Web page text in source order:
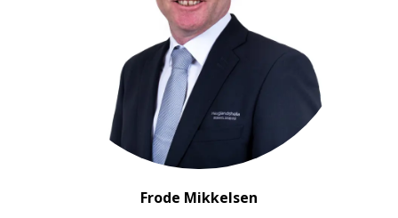
Frode Mikkelsen